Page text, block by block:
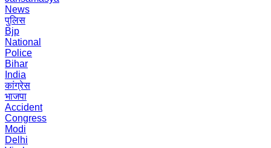
News
पुलिस
Bjp
National
Police
Bihar
India
कांग्रेस
भाजपा
Accident
Congress
Modi
Delhi